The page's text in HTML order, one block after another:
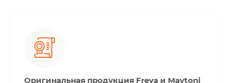
Оригинальная продукция Freya и Maytoni